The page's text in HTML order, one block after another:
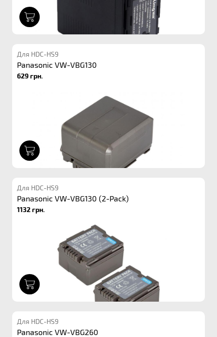
Для HDC-HS9
Panasonic VW-VBG130
629 грн.
Для HDC-HS9
Panasonic VW-VBG130 (2-Pack)
1132 грн.
Для HDC-HS9
Panasonic VW-VBG260